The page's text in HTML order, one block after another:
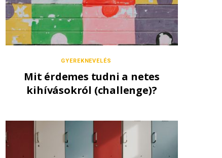
GYEREKNEVELÉS
Mit érdemes tudni a netes
kihívásokról (challenge)?